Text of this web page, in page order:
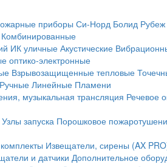
приборы Си-Норд Болид
Комбинированные
ИК уличные Акустические
оптико-электронные
Взрывозащищенные тепловые
Ручные Линейные Пламени
музыкальная трансляция Речевое
Узлы запуска Порошковое
Извещатели, сирены (AX
и датчики Дополнительное